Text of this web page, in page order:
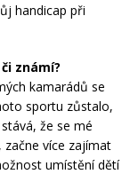
handicap při
známí?
kamarádů se
sportu zůstalo,
že se mé
začne více zajímat
umístění dětí